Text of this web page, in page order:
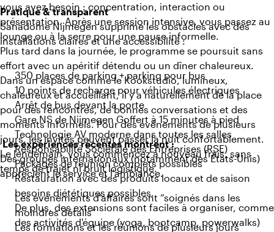
vous avez besoin : concentration, interaction ou
présentation. Après une session intensive, vous passez au
lounge ou à la serre pour une pause informelle.
Plus tard dans la journée, le programme se poursuit sans
effort avec un apéritif détendu ou un dîner chaleureux.
Dans un espace comme le Kookstudio, lumineux,
chaleureux et accueillant, il y a naturellement de la place
pour des rencontres, de bonnes conversations et des
moments informels. Pour des événements de plusieurs
jours, les invités peuvent passer la nuit confortablement.
Le lendemain, vous commencez à nouveau frais, sans
temps de trajet ni bruit logistique.
Pratique & transparent
Sanadome Nijmegen supprime les obstacles avec des
installations claires et une accessibilité :
350 places de parking + parking pour bus
10 points de recharge pour véhicules électriques
Arrêt de bus devant la porte
Gare NS de Nijmegen Goffert à 15 minutes à pied
Technologie AV moderne dans toutes les salles
Responsabilité Sociétale des Entreprises (RSE)
Packages de réunion complets possibles
Restauration avec des produits locaux et de saison
besoins diététiques possibles.
De plus, des extensions sont faciles à organiser, comme
des activités d'équipe (yoga, bootcamp, powerwalks)
Les expériences récentes montrent :
Des groupes internationaux (notamment des États-Unis)
apprécient le service et l'ambiance.
Les événements d'affaires sont “soignés dans les
moindres détails”
Les formations et les réunions de plusieurs jours